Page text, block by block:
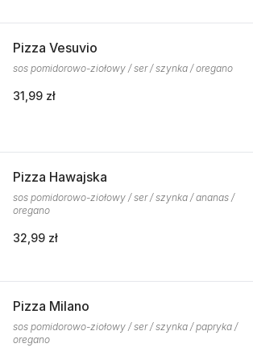
Pizza Vesuvio
sos pomidorowo-ziołowy / ser / szynka / oregano
31,99 zł
Pizza Hawajska
sos pomidorowo-ziołowy / ser / szynka / ananas /
oregano
32,99 zł
Pizza Milano
sos pomidorowo-ziołowy / ser / szynka / papryka /
oregano